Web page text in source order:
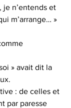
n’entends et
m’arrange… »
» avait dit la
: de celles et
par paresse